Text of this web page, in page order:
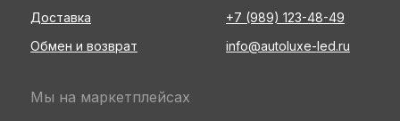
Обмен и возврат
Доставка
info@autoluxe-led.ru
Мы на маркетплейсах
+7 (989) 123-48-49